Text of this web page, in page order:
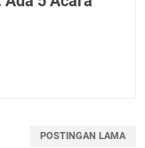
POSTINGAN LAMA